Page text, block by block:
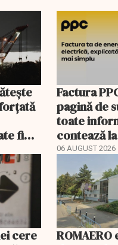
fi
Factura
pagină de
toate
contează
06 AUGUST 2026
cere
ROMAERO